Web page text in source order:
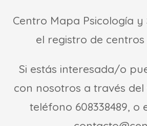
Centro Mapa Psicología y
el registro de centros
Si estás interesada/o
con nosotros a través
teléfono 608338489,